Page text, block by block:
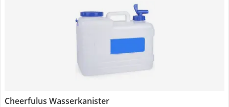
Cheerfulus Wasserkanister